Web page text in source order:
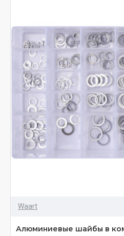
Waart
Алюминиевые шайбы в